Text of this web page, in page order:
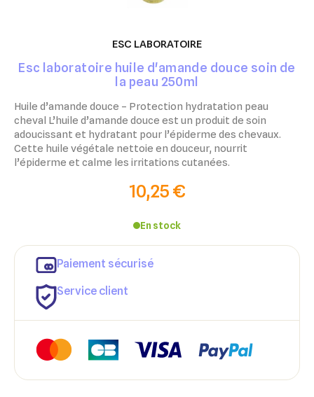
ESC LABORATOIRE
Esc laboratoire huile d'amande douce soin de
la peau 250ml
Huile d’amande douce – Protection hydratation peau
cheval L’huile d’amande douce est un produit de soin
adoucissant et hydratant pour l’épiderme des chevaux.
Cette huile végétale nettoie en douceur, nourrit
l’épiderme et calme les irritations cutanées.
10,25 €
En stock
Paiement sécurisé
Service client